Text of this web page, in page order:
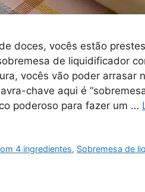
doces, vocês estão
de liquidificador
vocês vão poder arrasar
chave aqui é
poderoso para fazer um …
4 ingredientes, Sobremesa de